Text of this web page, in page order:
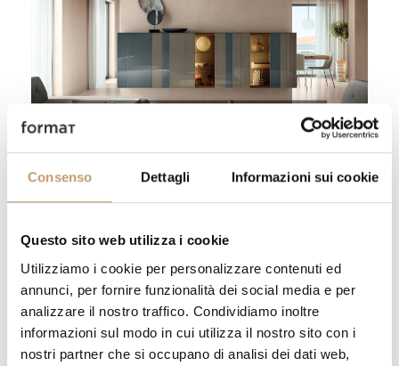
Consenso Dettagli Informazioni sui cookie
Questo sito web utilizza i cookie
Utilizziamo i cookie per personalizzare contenuti ed
annunci, per fornire funzionalità dei social media e per
analizzare il nostro traffico. Condividiamo inoltre
informazioni sul modo in cui utilizza il nostro sito con i
nostri partner che si occupano di analisi dei dati web,
leggero, garantendo un'esperienza tattile
raffinata. Disponibile sia a terra che
sospesa, si adatta a ogni ambiente, con
varie dimensioni personalizzabili in
larghezza e altezza.